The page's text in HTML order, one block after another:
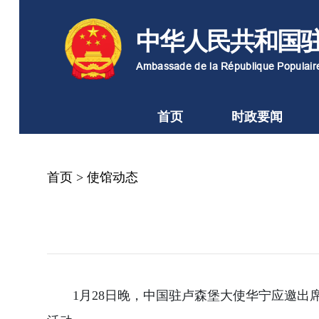
中华人民共和国
Ambassade de la République
首页 时政要闻
首页> 使馆动态
1月28日晚，中国驻卢森堡大使华宁应邀